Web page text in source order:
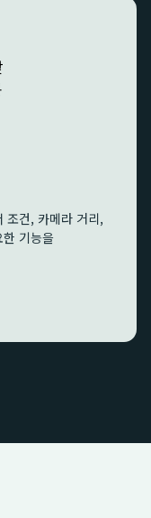
조건, 카메라 거리,
기능을